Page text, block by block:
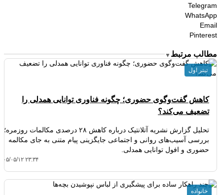
Telegram
WhatsApp
Email
Pinterest
مطالب مرتبط ▼
کاهش گفت‌وگوی حضوری؛ چگونه فناوری توانایی همدلی را
تضعیف می‌کند؟
تحلیل گزارش نشریه آتلانتیک درباره کاهش ۲۸ درصدی مکالمات روزمره؛
بررسی آسیب‌های روانی و اجتماعی جایگزینی پیام متنی به جای مکالمه
حضوری و افول توانایی همدلی.
۱۴۰۵/۰۵/۱۲
تیتر اول
خانواده